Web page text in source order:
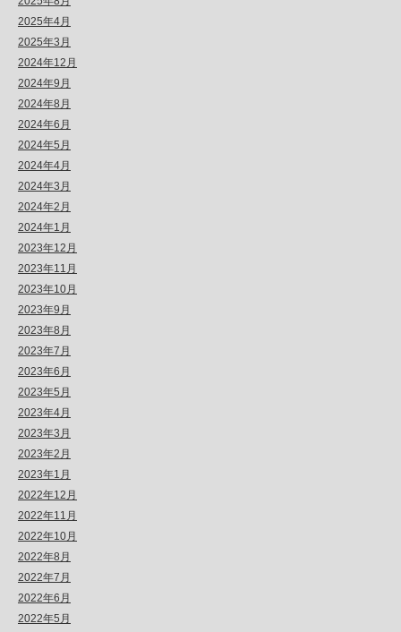
2025年4月
2025年3月
2024年12月
2024年9月
2024年8月
2024年6月
2024年5月
2024年4月
2024年3月
2024年2月
2024年1月
2023年12月
2023年11月
2023年10月
2023年9月
2023年8月
2023年7月
2023年6月
2023年5月
2023年4月
2023年3月
2023年2月
2023年1月
2022年12月
2022年11月
2022年10月
2022年8月
2022年7月
2022年6月
2022年5月